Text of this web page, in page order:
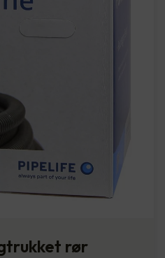
rør